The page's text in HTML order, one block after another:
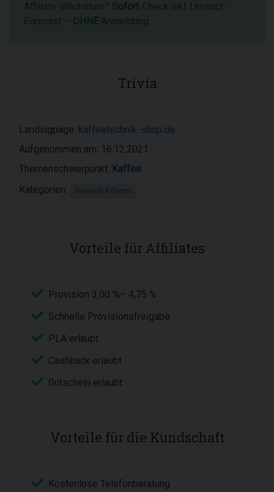
Affiliate-Wachstum? Sofort-Check inkl. Umsatz-
Forecast – OHNE Anmeldung.
Trivia
Landingpage: kaffeetechnik-shop.de
Aufgenommen am: 16.12.2021
Themenschwerpunkt: Kaffee
Kategorien:
Haushalt & Garten
Vorteile für Affiliates
Provision 3,00 %– 4,75 %
Schnelle Provisionsfreigabe
PLA erlaubt
Cashback erlaubt
Gutschein erlaubt
Vorteile für die Kundschaft
Kostenlose Telefonberatung